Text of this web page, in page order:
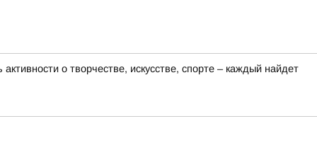
о творчестве, искусстве, спорте – каждый найдет